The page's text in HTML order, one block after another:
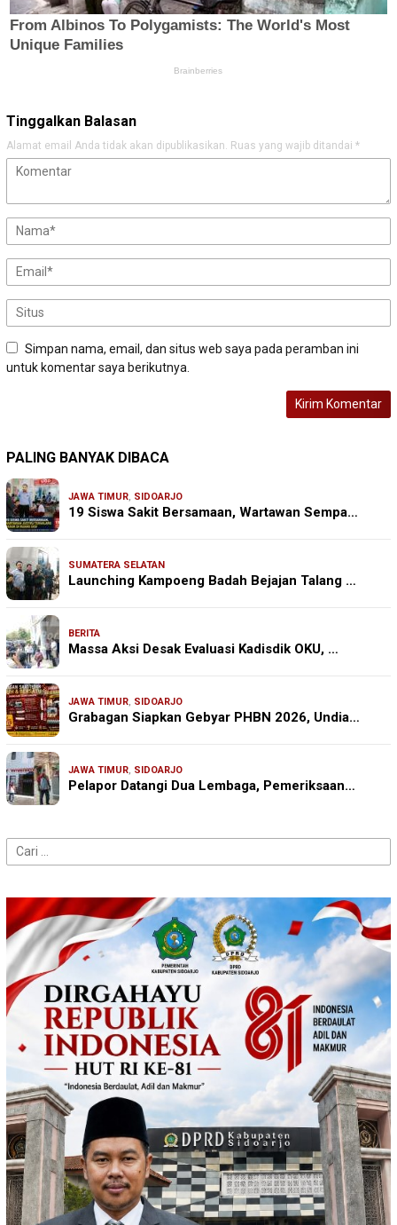
Tinggalkan Balasan
Alamat email Anda tidak akan dipublikasikan. Ruas yang wajib ditandai *
Simpan nama, email, dan situs web saya pada peramban ini
untuk komentar saya berikutnya.
PALING BANYAK DIBACA
JAWA TIMUR, SIDOARJO
19 Siswa Sakit Bersamaan, Wartawan Sempa…
SUMATERA SELATAN
Launching Kampoeng Badah Bejajan Talang …
BERITA
Massa Aksi Desak Evaluasi Kadisdik OKU, …
JAWA TIMUR, SIDOARJO
Grabagan Siapkan Gebyar PHBN 2026, Undia…
JAWA TIMUR, SIDOARJO
Pelapor Datangi Dua Lembaga, Pemeriksaan…
Cari
untuk: